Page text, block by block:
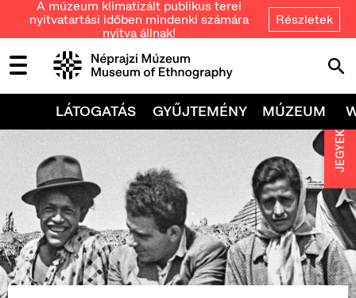
A múzeum klimatizált publikus terei
nyitvatartási időben mindenki számára
nyitva állnak!
Részletek
LÁTOGATÁS GYŰJTEMÉNY MÚZEUM
JEGYEK